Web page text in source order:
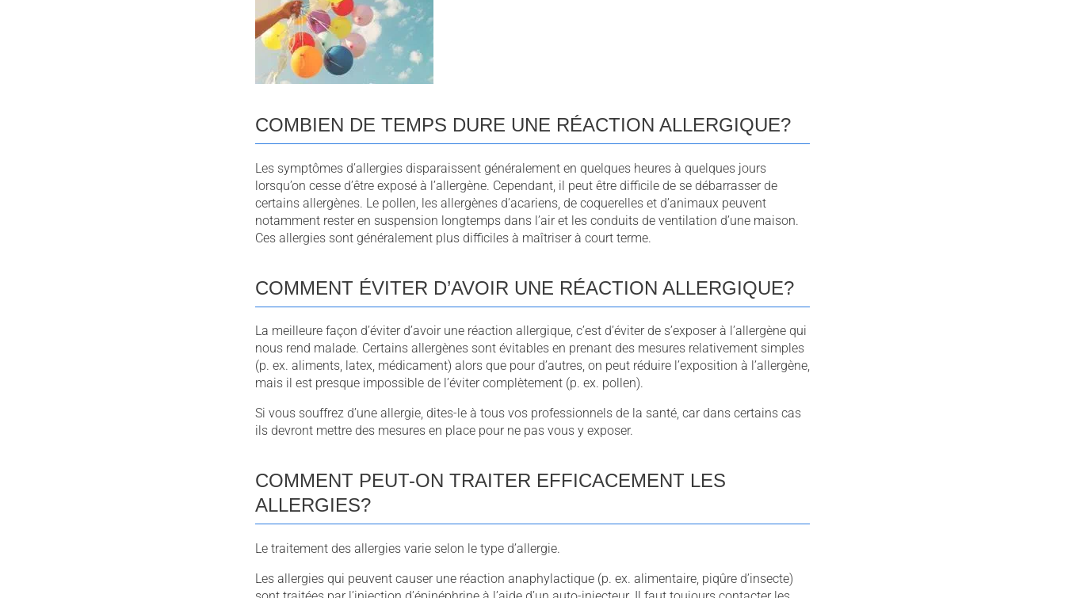
COMBIEN DE TEMPS DURE UNE RÉACTION ALLERGIQUE?
Les symptômes d’allergies disparaissent généralement en quelques heures à quelques jours
lorsqu’on cesse d’être exposé à l’allergène. Cependant, il peut être difficile de se débarrasser de
certains allergènes. Le pollen, les allergènes d’acariens, de coquerelles et d’animaux peuvent
notamment rester en suspension longtemps dans l’air et les conduits de ventilation d’une maison.
Ces allergies sont généralement plus difficiles à maîtriser à court terme.
COMMENT ÉVITER D’AVOIR UNE RÉACTION ALLERGIQUE?
La meilleure façon d’éviter d’avoir une réaction allergique, c’est d’éviter de s’exposer à l’allergène qui
nous rend malade. Certains allergènes sont évitables en prenant des mesures relativement simples
(p. ex. aliments, latex, médicament) alors que pour d’autres, on peut réduire l’exposition à l’allergène,
mais il est presque impossible de l’éviter complètement (p. ex. pollen).
Si vous souffrez d’une allergie, dites-le à tous vos professionnels de la santé, car dans certains cas
ils devront mettre des mesures en place pour ne pas vous y exposer.
COMMENT PEUT-ON TRAITER EFFICACEMENT LES
ALLERGIES?
Le traitement des allergies varie selon le type d’allergie.
Les allergies qui peuvent causer une réaction anaphylactique (p. ex. alimentaire, piqûre d’insecte)